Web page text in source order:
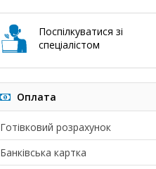
Поспілкуватися зі
спеціалістом
Оплата
Готівковий розрахунок
Банківська картка